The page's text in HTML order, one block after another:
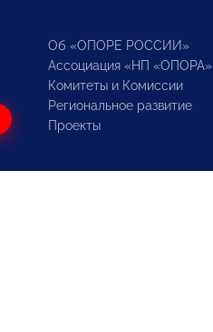
Об «ОПОРЕ РОССИИ»
Ассоциация «НП «ОПОРА»
Комитеты и Комиссии
Региональное развитие
Проекты